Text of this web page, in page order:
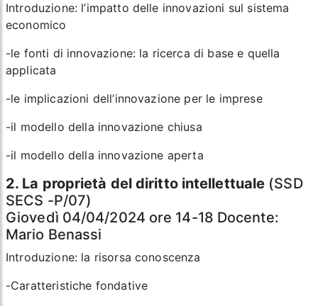
Introduzione: l’impatto delle innovazioni sul sistema
economico
-le fonti di innovazione: la ricerca di base e quella
applicata
-le implicazioni dell’innovazione per le imprese
-il modello della innovazione chiusa
-il modello della innovazione aperta
2. La proprietà del diritto intellettuale (SSD
SECS -P/07)
Giovedì 04/04/2024 ore 14-18 Docente:
Mario Benassi
Introduzione: la risorsa conoscenza
-Caratteristiche fondative